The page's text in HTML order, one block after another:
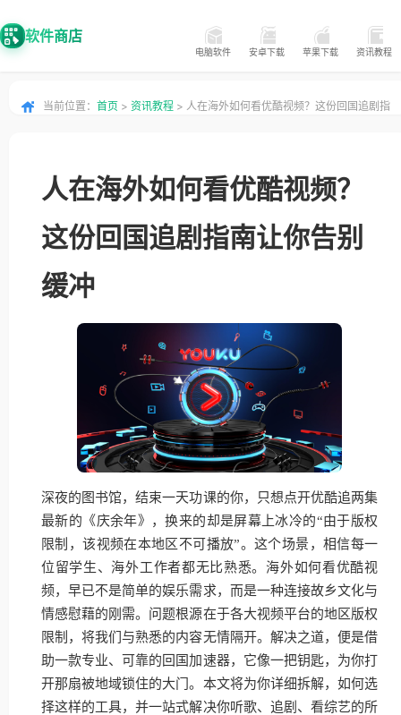
软件商店
电脑软件 安卓下载 苹果下载 资讯教程
当前位置： 首页 > 资讯教程 > 人在海外如何看优酷视频？这份回国追剧指
人在海外如何看优酷视频？
这份回国追剧指南让你告别
缓冲
深夜的图书馆，结束一天功课的你，只想点开优酷追两集
最新的《庆余年》，换来的却是屏幕上冰冷的“由于版权
限制，该视频在本地区不可播放”。这个场景，相信每一
位留学生、海外工作者都无比熟悉。海外如何看优酷视
频，早已不是简单的娱乐需求，而是一种连接故乡文化与
情感慰藉的刚需。问题根源在于各大视频平台的地区版权
限制，将我们与熟悉的内容无情隔开。解决之道，便是借
助一款专业、可靠的回国加速器，它像一把钥匙，为你打
开那扇被地域锁住的大门。本文将为你详细拆解，如何选
择这样的工具，并一站式解决你听歌、追剧、看综艺的所